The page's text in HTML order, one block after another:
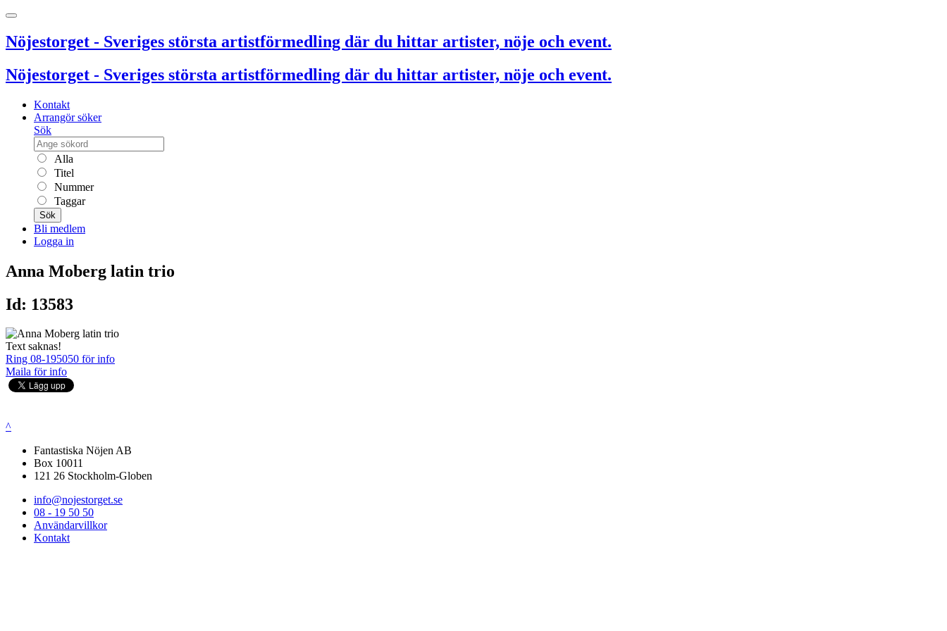
Nöjestorget - Sveriges största artistförmedling där du hittar artister, nöje och event.
Nöjestorget - Sveriges största artistförmedling där du hittar artister, nöje och event.
Kontakt
Arrangör söker
Sök
Alla
Titel
Nummer
Taggar
Sök
Bli medlem
Logga in
Anna Moberg latin trio
Id: 13583
Text saknas!
Ring 08-195050 för info
Maila för info
^
Fantastiska Nöjen AB
Box 10011
121 26 Stockholm-Globen
info@nojestorget.se
08 - 19 50 50
Användarvillkor
Kontakt